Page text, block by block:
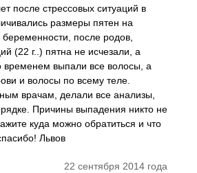
после стрессовых ситуаций в
размеры пятен на
после родов,
(22 г..) пятна не исчезали, а
временем выпали все волосы, а
и волосы по всему теле.
врачам, делали все анализы,
Причины выпадения никто не
куда можно обратиться и что
Львов
22 сентября 2014 года